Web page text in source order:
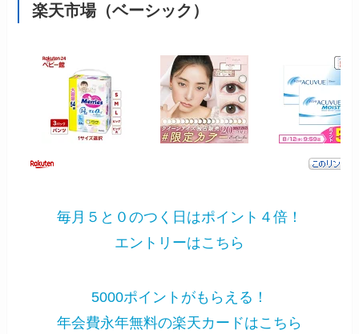
楽天市場（ベーシック）
毎月５と０のつく日はポイント４倍！
エントリーはこちら
5000ポイントがもらえる！
年会費永年無料の楽天カードはこちら